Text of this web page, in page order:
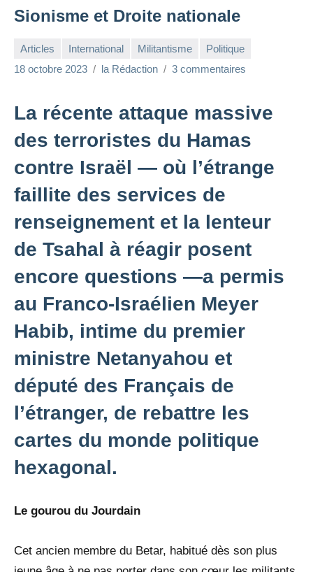
Sionisme et Droite nationale
Articles International Militantisme
Politique
18 octobre 2023
la Rédaction 3 commentaires
La récente attaque massive
des terroristes du Hamas
contre Israël — où l’étrange
faillite des services de
renseignement et la lenteur
de Tsahal à réagir posent
encore questions —a permis
au Franco-Israélien Meyer
Habib, intime du premier
ministre Netanyahou et
député des Français de
l’étranger, de rebattre les
cartes du monde politique
hexagonal.
Le gourou du Jourdain
Cet ancien membre du Betar, habitué dès son plus